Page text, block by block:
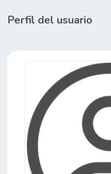
RSS
Perfil del usuario